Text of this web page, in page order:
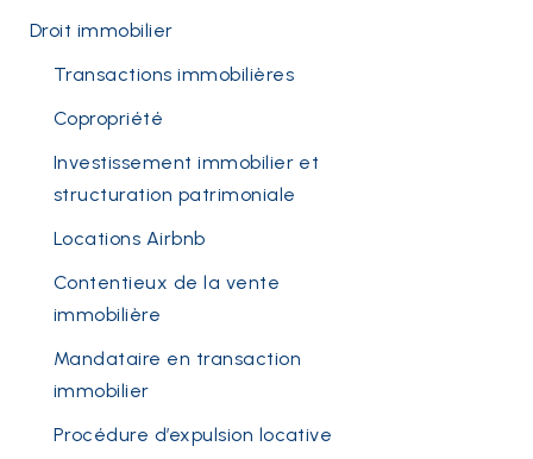
Droit immobilier
Transactions immobilières
Copropriété
Investissement immobilier et
structuration patrimoniale
Locations Airbnb
Contentieux de la vente
immobilière
Mandataire en transaction
immobilier
Procédure d’expulsion locative